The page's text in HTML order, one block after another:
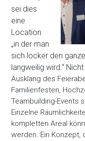
sei dies
eine
Location
„in der man
sich locker den
langweilig wird.“
Ausklang des
Familienfesten,
Teambuilding-Events
Einzelne
kompletten Areal
werden. Ein Konzept,